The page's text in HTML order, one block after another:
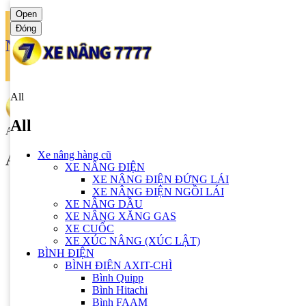
Ngôn ngữ
All
All
Xe nâng hàng cũ
XE NÂNG ĐIỆN
XE NÂNG ĐIỆN ĐỨNG LÁI
XE NÂNG ĐIỆN NGỒI LÁI
XE NÂNG DẦU
XE NÂNG XĂNG GAS
XE CUỐC
XE XÚC NÂNG (XÚC LẬT)
BÌNH ĐIỆN
BÌNH ĐIỆN AXIT-CHÌ
Open
Đóng
All
All
Xe nâng hàng cũ
XE NÂNG ĐIỆN
XE NÂNG ĐIỆN ĐỨNG LÁI
XE NÂNG ĐIỆN NGỒI LÁI
XE NÂNG DẦU
XE NÂNG XĂNG GAS
XE CUỐC
XE XÚC NÂNG (XÚC LẬT)
BÌNH ĐIỆN
BÌNH ĐIỆN AXIT-CHÌ
Bình Quipp
Bình Hitachi
Bình FAAM